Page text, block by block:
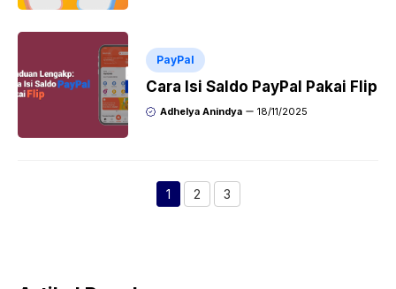
PayPal
Cara Isi Saldo PayPal Pakai Flip
Adhelya Anindya 18/11/2025
Halaman
1 Halaman
2 3